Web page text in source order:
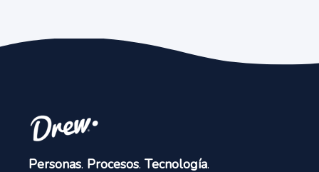
Personas. Procesos. Tecnología.